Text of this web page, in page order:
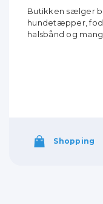
Butikken sælger
hundetæpper,
halsbånd og
Shopping